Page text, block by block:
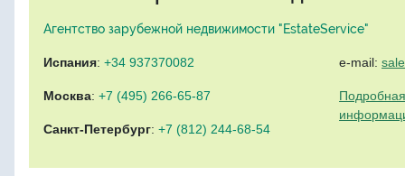
Агентство зарубежной недвижимости "EstateService"
Испания: +34 937370082
Москва: +7 (495) 266-65-87
Санкт-Петербург: +7 (812) 244-68-54
e-mail: